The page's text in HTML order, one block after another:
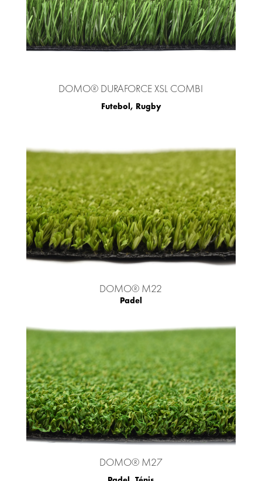
DOMO® DURAFORCE XSL COMBI
Futebol, Rugby
DOMO® M22
Padel
DOMO® M27